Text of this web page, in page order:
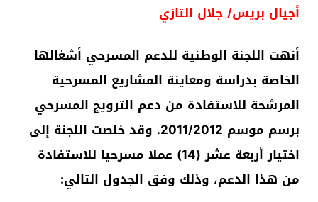
أجيال بريس/ جلال التازي
أنهت اللجنة الوطنية للدعم المسرحي أشغالها
الخاصة بدراسة ومعاينة المشاريع المسرحية
المرشحة للاستفادة من دعم الترويج المسرحي
برسم موسم 2011/2012. وقد خلصت اللجنة إلى
اختيار أربعة عشر (14) عملا مسرحيا للاستفادة
من هذا الدعم، وذلك وفق الجدول التالي: